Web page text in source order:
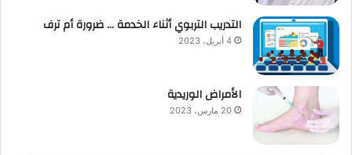
التدريب التربوي أثناء الخدمة … ضرورة أم ترف
4 أبريل، 2023
الأمراض الوريدية
20 مارس، 2023